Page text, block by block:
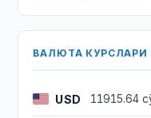
ВАЛЮТА КУРСЛАРИ
USD 11915.64